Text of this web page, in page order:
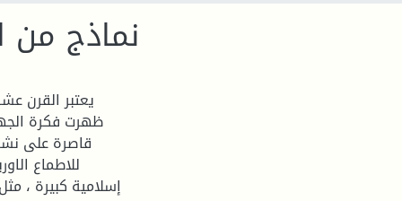
نماذج من
يعتبر القرن
ظهرت فكرة
قاصرة على
للاطماع
إسلامية كبيرة ،